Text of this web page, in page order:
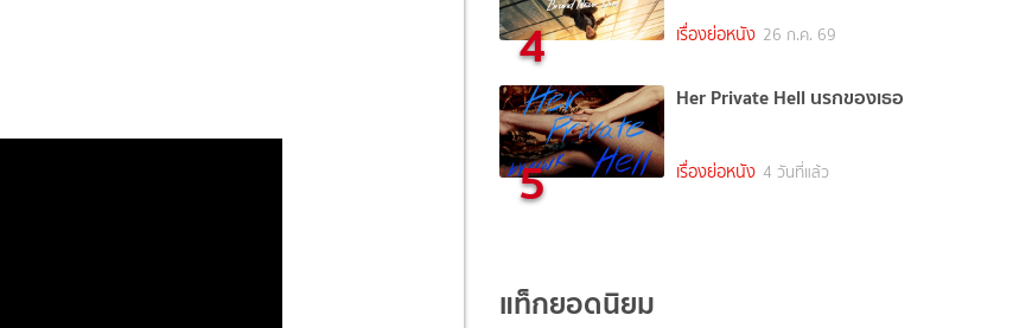
4 เรื่องย่อหนัง 26 ก.ค. 69
5
Her Private Hell นรกของเธอ
เรื่องย่อหนัง 4 วันที่แล้ว
แท็กยอดนิยม